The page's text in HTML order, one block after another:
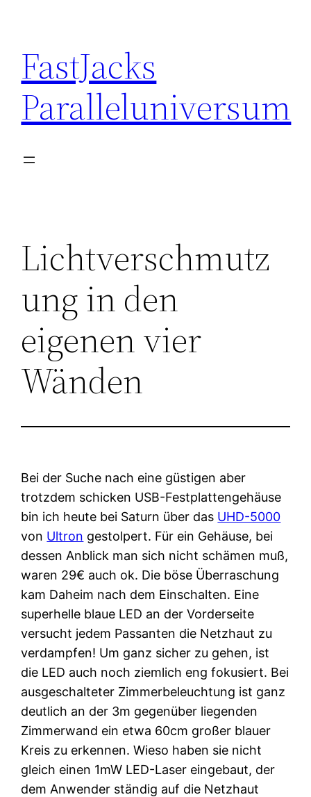
content
FastJacks
Paralleluniversum
Lichtverschmutz
ung in den
eigenen vier
Wänden
Bei der Suche nach eine güstigen aber
trotzdem schicken USB-Festplattengehäuse
bin ich heute bei Saturn über das UHD-5000
von Ultron gestolpert. Für ein Gehäuse, bei
dessen Anblick man sich nicht schämen muß,
waren 29€ auch ok. Die böse Überraschung
kam Daheim nach dem Einschalten. Eine
superhelle blaue LED an der Vorderseite
versucht jedem Passanten die Netzhaut zu
verdampfen! Um ganz sicher zu gehen, ist
die LED auch noch ziemlich eng fokusiert. Bei
ausgeschalteter Zimmerbeleuchtung ist ganz
deutlich an der 3m gegenüber liegenden
Zimmerwand ein etwa 60cm großer blauer
Kreis zu erkennen. Wieso haben sie nicht
gleich einen 1mW LED-Laser eingebaut, der
dem Anwender ständig auf die Netzhaut